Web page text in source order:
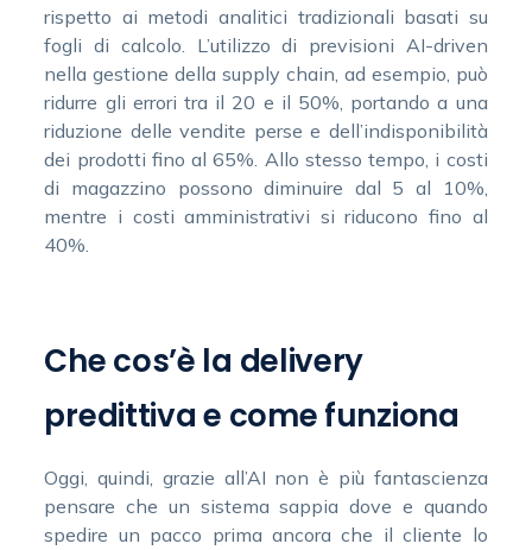
rispetto ai metodi analitici tradizionali basati su
fogli di calcolo. L’utilizzo di previsioni AI-driven
nella gestione della supply chain, ad esempio, può
ridurre gli errori tra il 20 e il 50%, portando a una
riduzione delle vendite perse e dell’indisponibilità
dei prodotti fino al 65%. Allo stesso tempo, i costi
di magazzino possono diminuire dal 5 al 10%,
mentre i costi amministrativi si riducono fino al
40%.
Che cos’è la delivery
predittiva e come funziona
Oggi, quindi, grazie all’AI non è più fantascienza
pensare che un sistema sappia dove e quando
spedire un pacco prima ancora che il cliente lo